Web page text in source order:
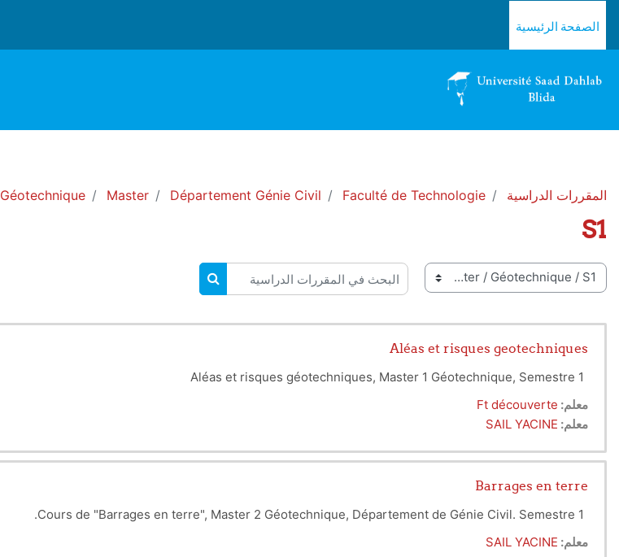
الصفحة الرئيسية
المقررات الدراسية Faculté de Technologie
Département Génie Civil
Master
Géotechnique
S1
المقررات
البحث في المقررات الدراسية
البحث في المقررات الدراسية
Aléas et risques geotechniques
Aléas et risques géotechniques, Master 1 Géotechnique, Semestre 1
معلم: Ft découverte
معلم: SAIL YACINE
Barrages en terre
Cours de "Barrages en terre", Master 2 Géotechnique, Département de Génie Civil. Semestre 1.
معلم: SAIL YACINE